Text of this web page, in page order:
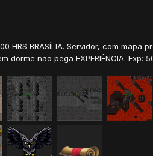
HRS BRASÍLIA. Servidor, com
não pega EXPERIÊNCIA. Exp: